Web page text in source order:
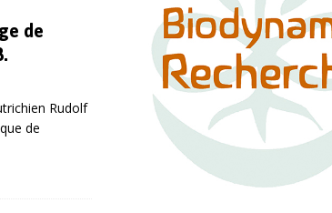
que peut-on
viticole
de
Rudolf
de